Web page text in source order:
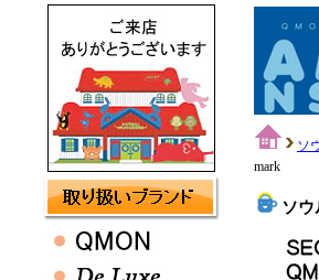
ソ
mark
ソウ